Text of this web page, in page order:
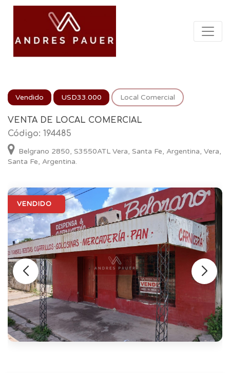
Vendido USD33.000 Local Comercial
VENTA DE LOCAL COMERCIAL
Código: 194485
Belgrano 2850, S3550ATL Vera, Santa Fe, Argentina, Vera,
Santa Fe, Argentina.
VENDIDO